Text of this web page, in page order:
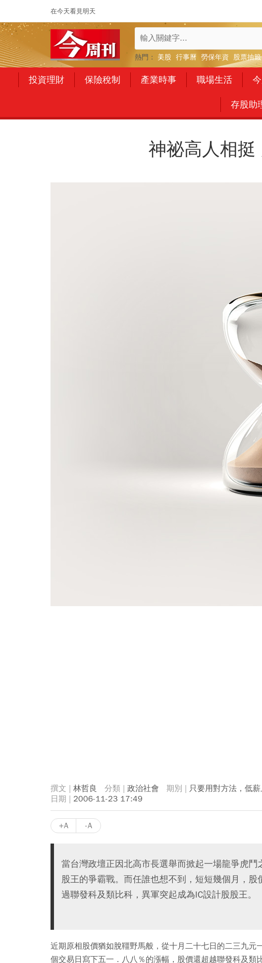
在今天看見明天
熱門： 美股 行事曆 勞保年資 股票抽籤
投資理財 保險稅制 產業時事 職場生活
存股助
神祕高人相
林哲良 政治社會
只要用對方法，低
2006-11-23 17:49
+A -A
當台灣政壇正因北高市長選舉而掀起一場龍爭虎
股王的爭霸戰。而任誰也想不到，短短幾個月，
過聯發科及類比科，異軍突起成為IC設計股股王。
近期原相股價猶如脫韁野馬般，從十月二十七日的二三九
個交易日寫下五一．八八％的漲幅，股價還超越聯發科及類比